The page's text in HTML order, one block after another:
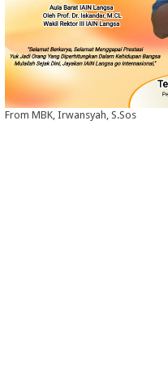
From MBK, Irwansyah, S.Sos